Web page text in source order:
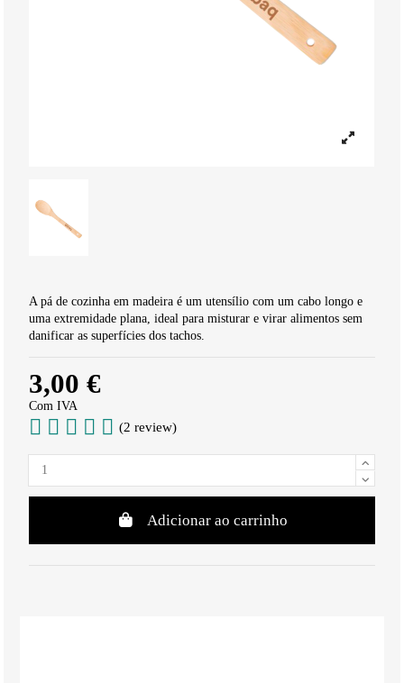
A pá de cozinha em madeira é um utensílio com um cabo longo e
uma extremidade plana, ideal para misturar e virar alimentos sem
danificar as superfícies dos tachos.
3,00 €
Com IVA
(2 review)
Adicionar ao carrinho